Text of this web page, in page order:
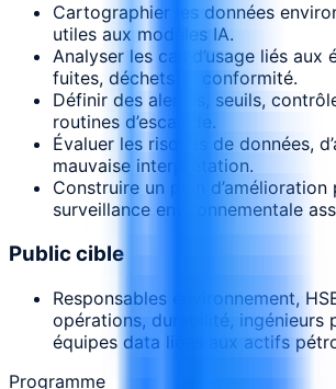
Cartographier les données
utiles aux modèles IA.
Analyser les cas d’usage liés aux
fuites, déchets et conformité.
Définir des alertes, seuils,
routines d’escalade.
Évaluer les risques de données,
mauvaise interprétation.
Construire un plan d’amélioration
surveillance environnementale
Public cible
Responsables environnement,
opérations, durabilité, ingénieurs
équipes data liées aux actifs
Programme